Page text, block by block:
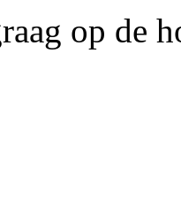
op de